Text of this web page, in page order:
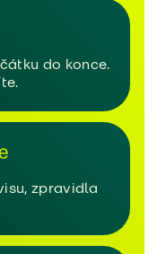
do konce.
zpravidla